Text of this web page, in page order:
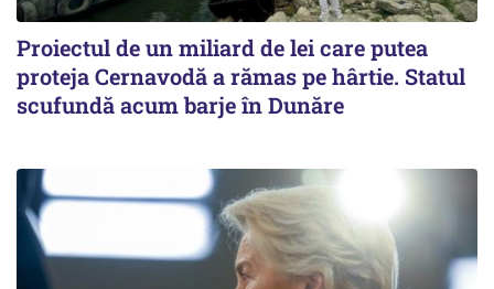
Proiectul de un miliard de lei care putea
proteja Cernavodă a rămas pe hârtie. Statul
scufundă acum barje în Dunăre